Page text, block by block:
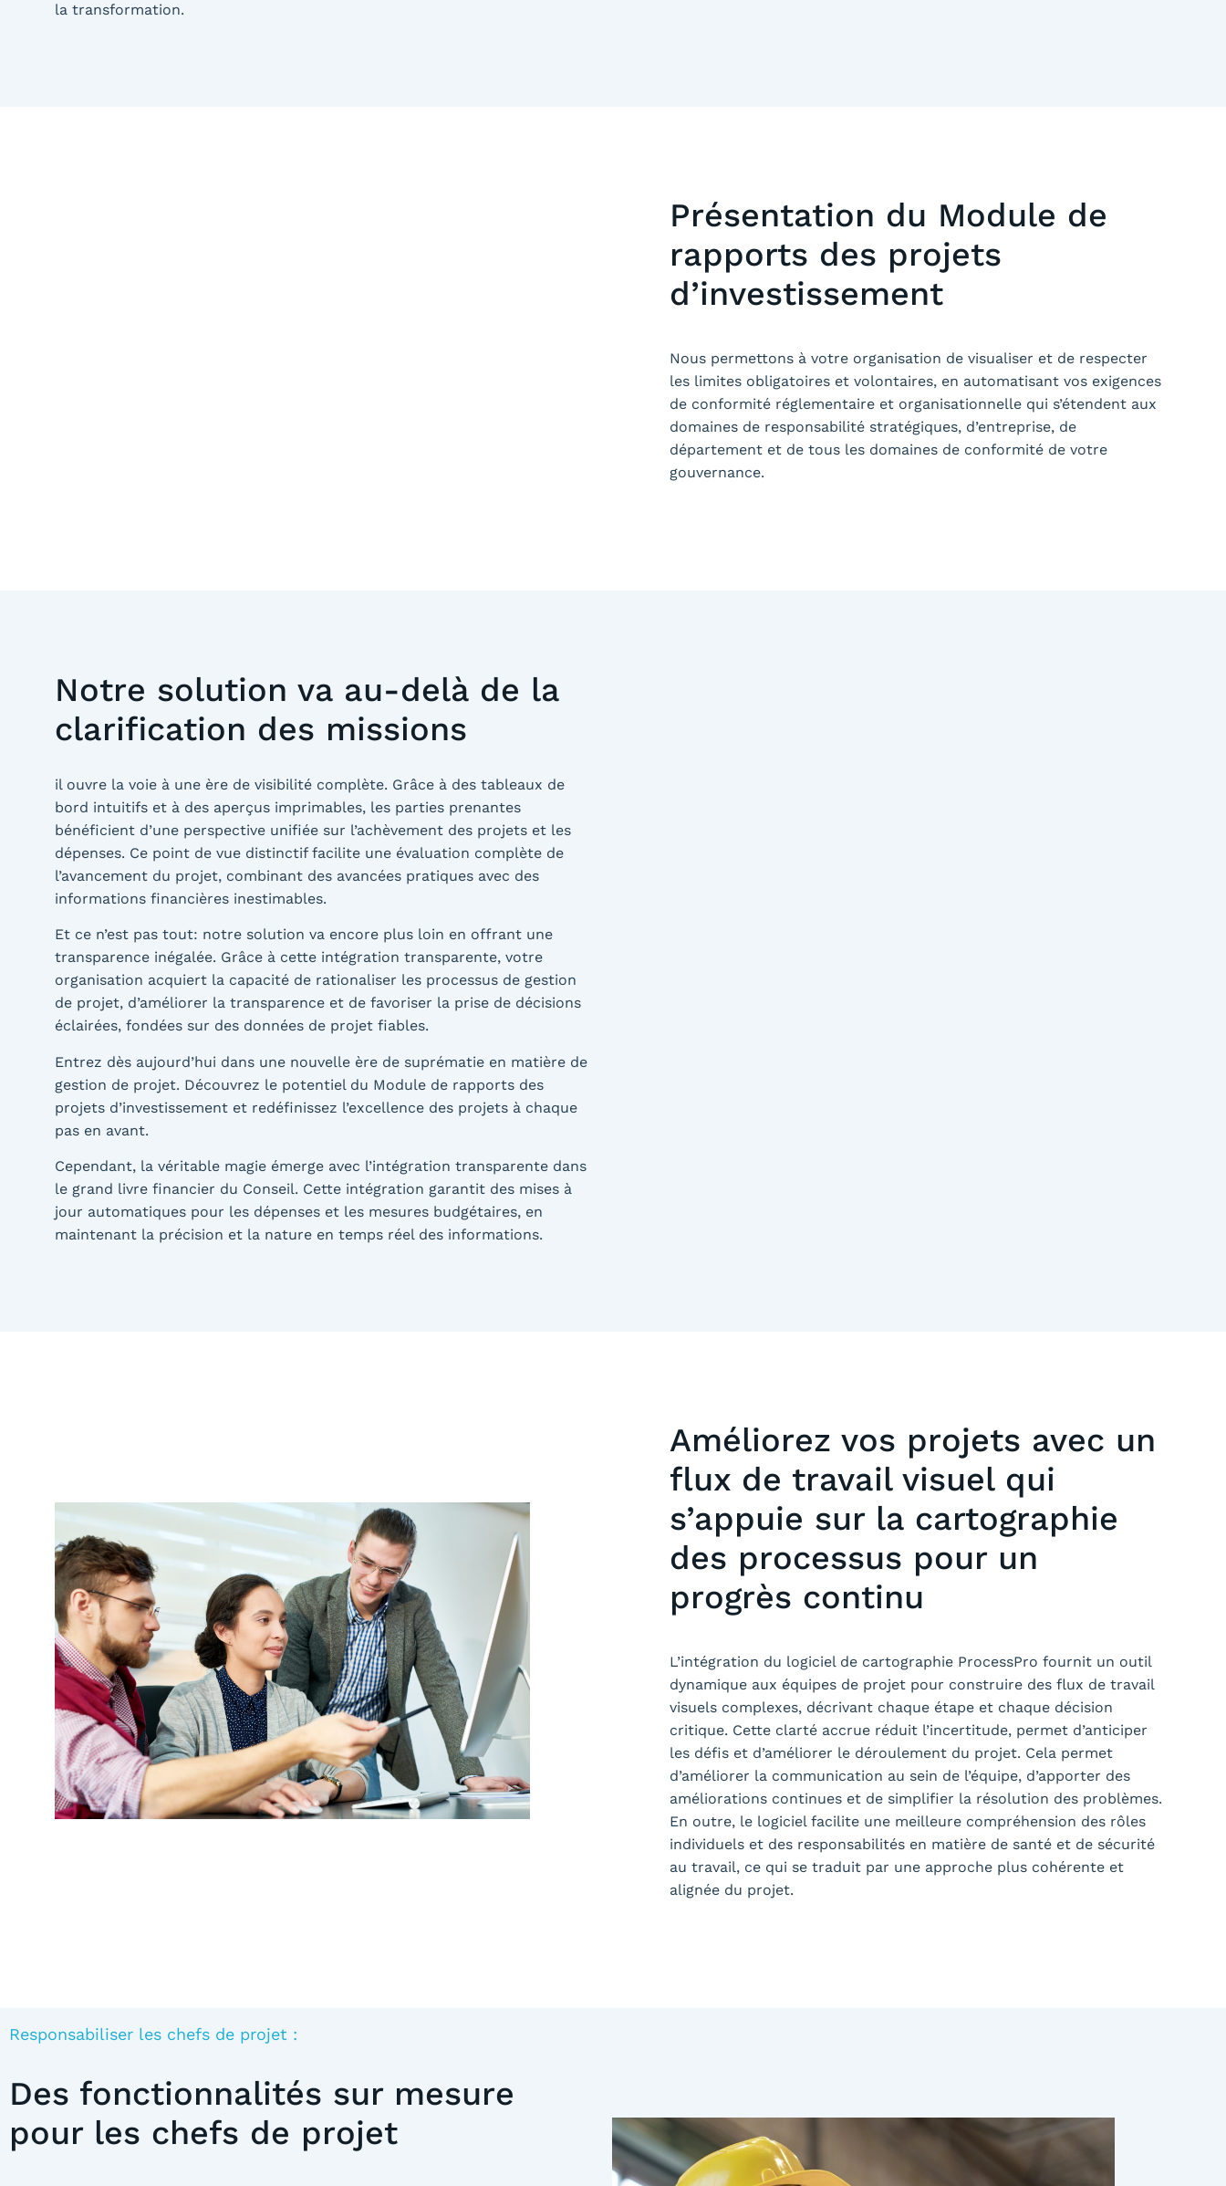
la transformation.
Présentation du Module de
rapports des projets
d’investissement
Nous permettons à votre organisation de visualiser et de respecter
les limites obligatoires et volontaires, en automatisant vos exigences
de conformité réglementaire et organisationnelle qui s’étendent aux
domaines de responsabilité stratégiques, d’entreprise, de
département et de tous les domaines de conformité de votre
gouvernance.
Notre solution va au-delà de la
clarification des missions
il ouvre la voie à une ère de visibilité complète. Grâce à des tableaux de
bord intuitifs et à des aperçus imprimables, les parties prenantes
bénéficient d’une perspective unifiée sur l’achèvement des projets et les
dépenses. Ce point de vue distinctif facilite une évaluation complète de
l’avancement du projet, combinant des avancées pratiques avec des
informations financières inestimables.
Et ce n’est pas tout: notre solution va encore plus loin en offrant une
transparence inégalée. Grâce à cette intégration transparente, votre
organisation acquiert la capacité de rationaliser les processus de gestion
de projet, d’améliorer la transparence et de favoriser la prise de décisions
éclairées, fondées sur des données de projet fiables.
Entrez dès aujourd’hui dans une nouvelle ère de suprématie en matière de
gestion de projet. Découvrez le potentiel du Module de rapports des
projets d’investissement et redéfinissez l’excellence des projets à chaque
pas en avant.
Cependant, la véritable magie émerge avec l’intégration transparente dans
le grand livre financier du Conseil. Cette intégration garantit des mises à
jour automatiques pour les dépenses et les mesures budgétaires, en
maintenant la précision et la nature en temps réel des informations.
Améliorez vos projets avec un
flux de travail visuel qui
s’appuie sur la cartographie
des processus pour un
progrès continu
L’intégration du logiciel de cartographie ProcessPro fournit un outil
dynamique aux équipes de projet pour construire des flux de travail
visuels complexes, décrivant chaque étape et chaque décision
critique. Cette clarté accrue réduit l’incertitude, permet d’anticiper
les défis et d’améliorer le déroulement du projet. Cela permet
d’améliorer la communication au sein de l’équipe, d’apporter des
améliorations continues et de simplifier la résolution des problèmes.
En outre, le logiciel facilite une meilleure compréhension des rôles
individuels et des responsabilités en matière de santé et de sécurité
au travail, ce qui se traduit par une approche plus cohérente et
alignée du projet.
Responsabiliser les chefs de projet :
Des fonctionnalités sur mesure
pour les chefs de projet